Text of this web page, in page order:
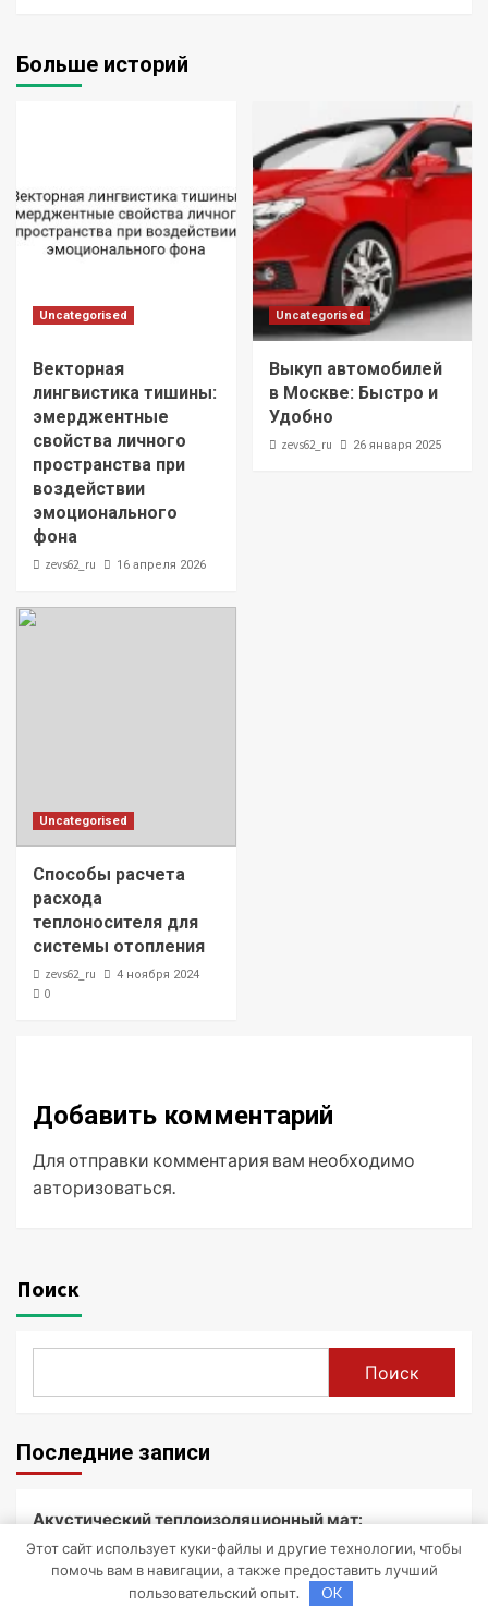
Больше историй
Uncategorised
Векторная
лингвистика тишины:
эмерджентные
свойства личного
пространства при
воздействии
эмоционального
фона
zevs62_ru 16 апреля 2026
Uncategorised
Выкуп автомобилей
в Москве: Быстро и
Удобно
zevs62_ru 26 января 2025
Uncategorised
Способы расчета
расхода
теплоносителя для
системы отопления
zevs62_ru 4 ноября 2024
0
Добавить комментарий
Для отправки комментария вам необходимо
авторизоваться.
Поиск
Поиск
Последние записи
Акустический теплоизоляционный мат:
назначение и применение
Влияние конструкции корпусов воздушных
Этот сайт использует куки-файлы и другие технологии, чтобы
помочь вам в навигации, а также предоставить лучший
пользовательский опыт.
OK